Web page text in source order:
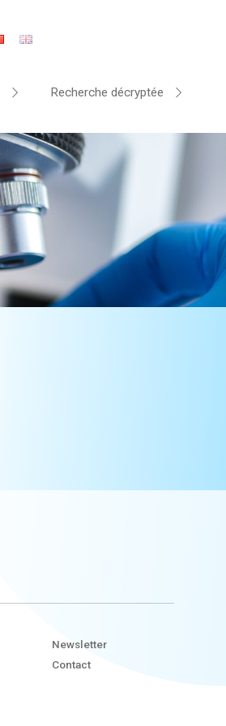
Recherche décryptée
Newsletter
Contact